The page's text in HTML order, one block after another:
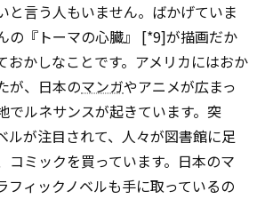
と言う人もいません。ばかげていま
の『トーマの心臓』 [*9]が描画だか
おかしなことです。アメリカにはおか
が、日本のマンガやアニメが広まっ
でルネサンスが起きています。突
ルが注目されて、人々が図書館に足
コミックを買っています。日本のマ
フィックノベルも手に取っているの